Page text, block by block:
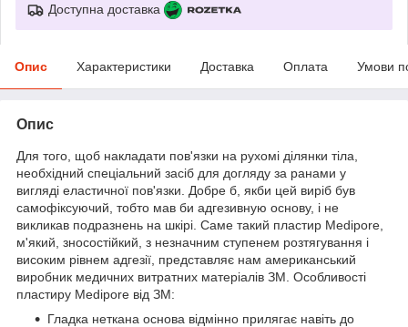
Доступна доставка
Опис Характеристики Доставка Оплата Умови
Опис
Для того, щоб накладати пов'язки на рухомі ділянки тіла,
необхідний спеціальний засіб для догляду за ранами у
вигляді еластичної пов'язки. Добре б, якби цей виріб був
самофіксуючий, тобто мав би адгезивную основу, і не
викликав подразнень на шкірі. Саме такий пластир Medipore,
м'який, зносостійкий, з незначним ступенем розтягування і
високим рівнем адгезії, представляє нам американський
виробник медичних витратних матеріалів ЗМ. Особливості
пластиру Medipore від ЗМ:
Гладка неткана основа відмінно прилягає навіть до